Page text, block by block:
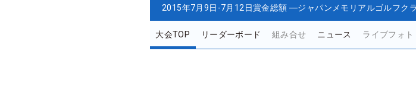
2015年7月9日-7月12日賞金総額 ―ジャパンメモリアルゴルフク
大会TOP リーダーボード 組み合せ ニュース ライブフォト